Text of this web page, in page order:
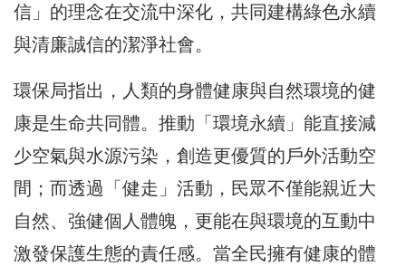
信」的理念在交流中深化，共同建構綠色永續
與清廉誠信的潔淨社會。
環保局指出，人類的身體健康與自然環境的健
康是生命共同體。推動「環境永續」能直接減
少空氣與水源污染，創造更優質的戶外活動空
間；而透過「健走」活動，民眾不僅能親近大
自然、強健個人體魄，更能在與環境的互動中
激發保護生態的責任感。當全民擁有健康的體